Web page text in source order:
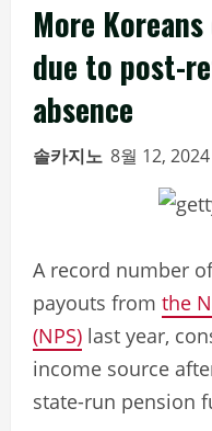
More
due to post-
absence
솔카지노 8월 12, 2024
A record number
payouts from the
(NPS) last year,
income source
state-run pension